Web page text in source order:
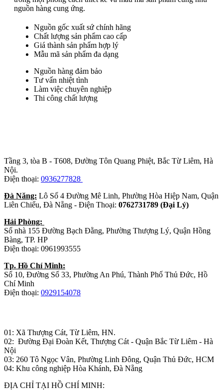
nguồn hàng cung ứng.
Nguồn gốc xuất sứ chính hãng
Chất lượng sản phẩm cao cấp
Giá thành sản phẩm hợp lý
Mẫu mã sản phẩm đa dạng
Nguồn hàng đảm bảo
Tư vấn nhiệt tình
Làm việc chuyên nghiệp
Thi công chất lượng
Tầng 3, tòa B - T608, Đường Tôn Quang Phiệt, Bắc Từ Liêm, Hà
Nội.
Điện thoại: 0936277828
Đà Năng: Lô Số 4 Đường Mê Linh, Phường Hòa Hiệp Nam, Quận
Liên Chiểu, Đà Nẵng - Điện Thoại: 0762731789 (Đại Lý)
Hải Phòng:
Số nhà 155 Đường Bạch Đằng, Phường Thượng Lý, Quận Hồng
Bàng, TP. HP
Điện thoại: 0961993555
Tp. Hồ Chí Minh:
Số 10, Đường Số 33, Phường An Phú, Thành Phố Thủ Đức, Hồ
Chí Minh
Điện thoại: 0929154078
01: Xã Thượng Cát, Từ Liêm, HN.
02: Đường Đại Đoàn Kết, Thượng Cát - Quận Bắc Từ Liêm - Hà
Nội
03: 260 Tô Ngọc Vân, Phường Linh Đông, Quận Thủ Đức, HCM
04: Khu công nghiệp Hòa Khánh, Đà Nẵng
ĐỊA CHỈ TẠI HỒ CHÍ MINH: